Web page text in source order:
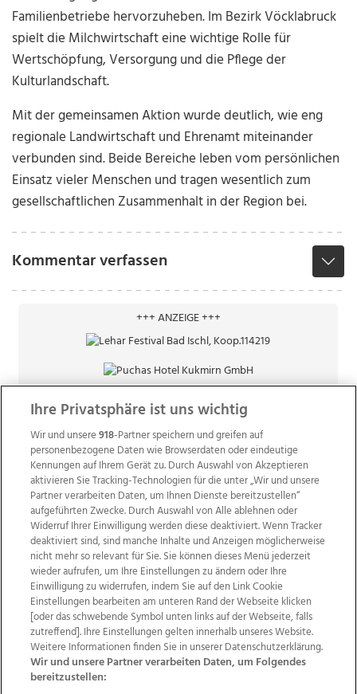
Familienbetriebe hervorzuheben. Im Bezirk Vöcklabruck
spielt die Milchwirtschaft eine wichtige Rolle für
Wertschöpfung, Versorgung und die Pflege der
Kulturlandschaft.
Mit der gemeinsamen Aktion wurde deutlich, wie eng
regionale Landwirtschaft und Ehrenamt miteinander
verbunden sind. Beide Bereiche leben vom persönlichen
Einsatz vieler Menschen und tragen wesentlich zum
gesellschaftlichen Zusammenhalt in der Region bei.
Kommentar verfassen
+++ ANZEIGE +++
Wir über uns Mediadaten Kontakt
Jobs
Datenschutz
Impressum
AGB Anzeigekunden
AGB Website
Ehrenkodex Politische Werbung
Ihre Privatsphäre ist uns wichtig
Wir und unsere918-Partner speichern und greifen auf
personenbezogene Daten wie Browserdaten oder eindeutige
Kennungen auf Ihrem Gerät zu. Durch Auswahl von Akzeptieren
aktivieren Sie Tracking-Technologien für die unter „Wir und unsere
Partner verarbeiten Daten, um Ihnen Dienste bereitzustellen“
aufgeführten Zwecke. Durch Auswahl von Alle ablehnen oder
Widerruf Ihrer Einwilligung werden diese deaktiviert. Wenn Tracker
deaktiviert sind, sind manche Inhalte und Anzeigen möglicherweise
nicht mehr so relevant für Sie. Sie können dieses Menü jederzeit
wieder aufrufen, um Ihre Einstellungen zu ändern oder Ihre
Einwilligung zu widerrufen, indem Sie auf den Link Cookie
Einstellungen bearbeiten am unteren Rand der Webseite klicken
[oder das schwebende Symbol unten links auf der Webseite, falls
zutreffend]. Ihre Einstellungen gelten innerhalb unseres Website.
Weitere Informationen finden Sie in unserer Datenschutzerklärung.
Wir und unsere Partner verarbeiten Daten, um Folgendes
bereitzustellen: